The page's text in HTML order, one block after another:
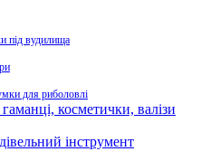
під вудилища
для риболовлі
косметички, валізи
інструмент